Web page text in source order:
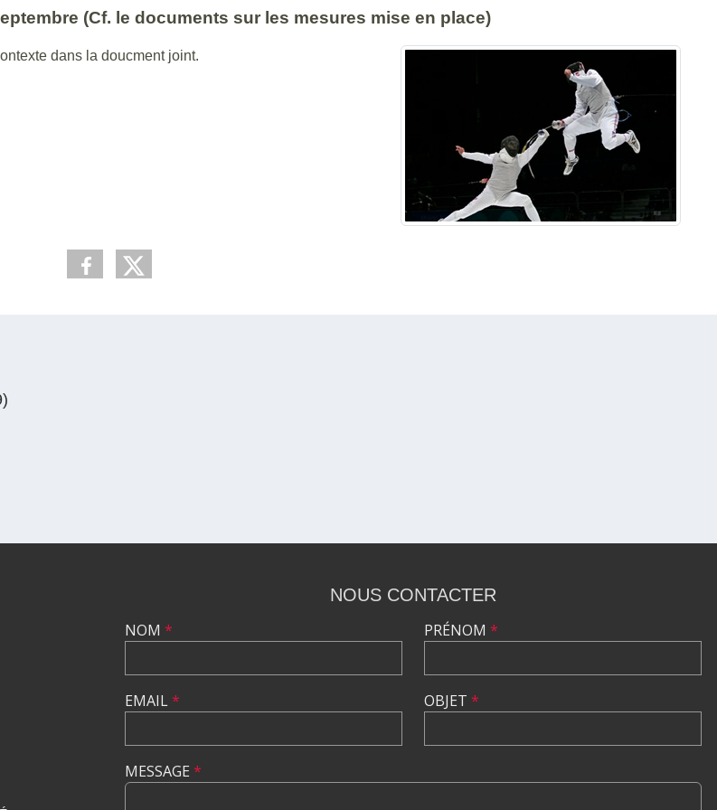
(Cf. le documents sur les mesures mise en place)
dans la doucment joint.
NOUS CONTACTER
NOM *
EMAIL*
PRÉNOM *
OBJET *
MESSAGE *